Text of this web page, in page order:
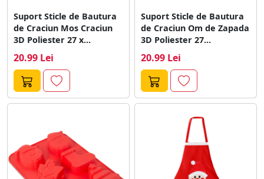
Suport Sticle de Bautura
de Craciun Mos Craciun
3D Poliester 27 x...
20.99 Lei
Suport Sticle de Bautura
de Craciun Om de Zapada
3D Poliester 27...
20.99 Lei